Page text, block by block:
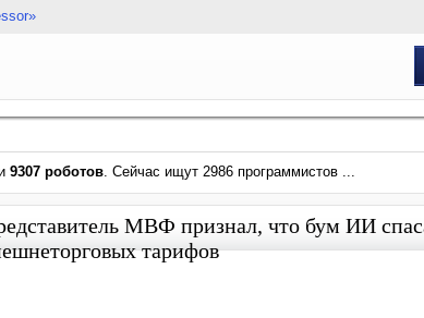
9307 роботов. Сейчас ищут 2986 программистов ...
МВФ признал, что бум ИИ
тарифов